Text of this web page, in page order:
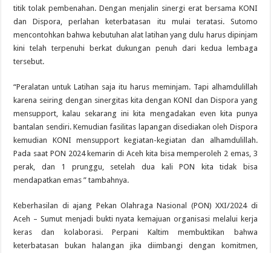
titik tolak pembenahan. Dengan menjalin sinergi erat bersama KONI
dan Dispora, perlahan keterbatasan itu mulai teratasi. Sutomo
mencontohkan bahwa kebutuhan alat latihan yang dulu harus dipinjam
kini telah terpenuhi berkat dukungan penuh dari kedua lembaga
tersebut.
“Peralatan untuk Latihan saja itu harus meminjam. Tapi alhamdulillah
karena seiring dengan sinergitas kita dengan KONI dan Dispora yang
mensupport, kalau sekarang ini kita mengadakan even kita punya
bantalan sendiri. Kemudian fasilitas lapangan disediakan oleh Dispora
kemudian KONI mensupport kegiatan-kegiatan dan alhamdulillah.
Pada saat PON 2024 kemarin di Aceh kita bisa memperoleh 2 emas, 3
perak, dan 1 prunggu, setelah dua kali PON kita tidak bisa
mendapatkan emas ” tambahnya.
Keberhasilan di ajang Pekan Olahraga Nasional (PON) XXI/2024 di
Aceh – Sumut menjadi bukti nyata kemajuan organisasi melalui kerja
keras dan kolaborasi. Perpani Kaltim membuktikan bahwa
keterbatasan bukan halangan jika diimbangi dengan komitmen,